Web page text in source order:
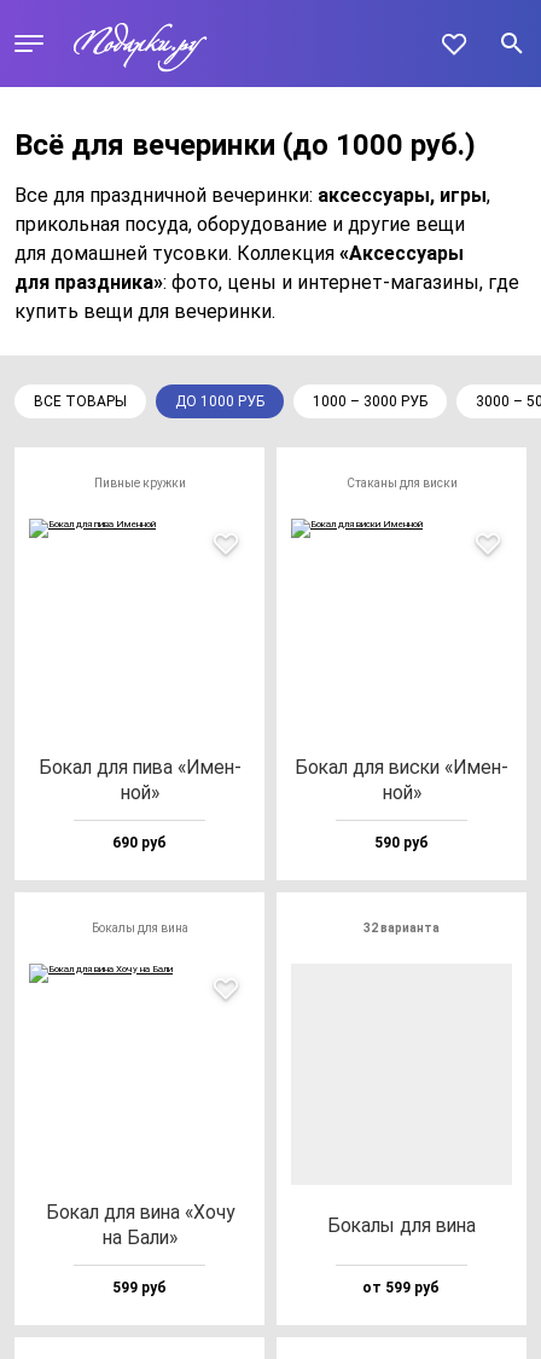
Всё для вечеринки (до 1000 руб.)
Все для праздничной вечеринки: аксессуары, игры,
прикольная посуда, оборудование и другие вещи
для домашней тусовки. Коллекция «Аксессуары
для праздника»: фото, цены и интернет-магазины, где
купить вещи для вечеринки.
ВСЕ ТОВАРЫ ДО 1000 РУБ 1000 – 3000 РУБ 3000 –
Пивные кружки
Бокал для пи­ва «Имен­
ной»
690 руб
Стаканы для виски
Бокал для вис­ки «Имен­
ной»
590 руб
Бокалы для вина
Бокал для ви­на «Хочу
на Бали»
599 руб
32 варианта
Бока­лы для ви­на
от 599 руб